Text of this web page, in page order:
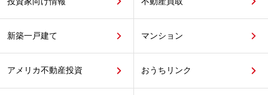
新築一戸建て マンション
アメリカ不動産投資 おうちリンク